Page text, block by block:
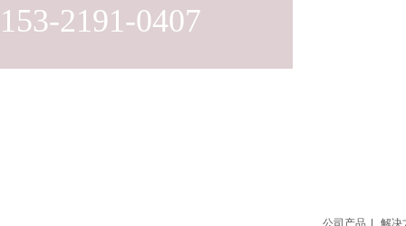
153-2191-0407
公司产品 解决